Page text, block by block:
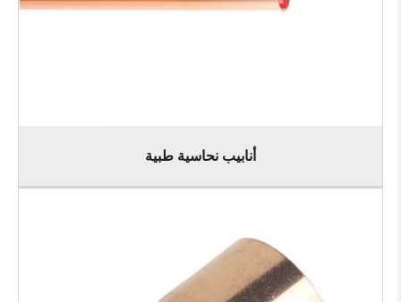
أنابيب نحاسية طبية